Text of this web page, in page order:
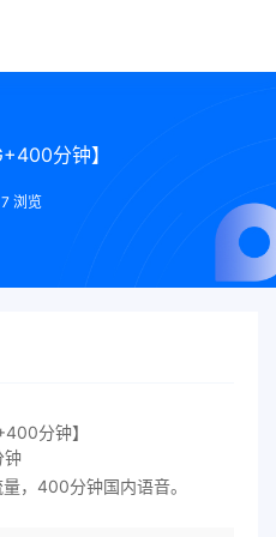
分钟】
浏览
分钟】
，400分钟国内语音。